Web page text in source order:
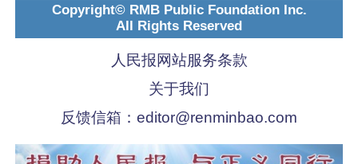
Copyright© RMB Public Foundation Inc.
All Rights Reserved
人民报网站服务条款
关于我们
反馈信箱： editor@renminbao.com